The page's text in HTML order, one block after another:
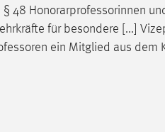
48 Honorarprofessorinnen
für besondere [...]
ein Mitglied aus dem